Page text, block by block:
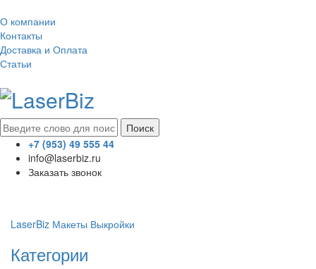
О компании
Контакты
Доставка и Оплата
Статьи
Поиск
+7 (953) 49 555 44
info@laserbiz.ru
Заказать звонок
LaserBiz Макеты Выкройки
Категории